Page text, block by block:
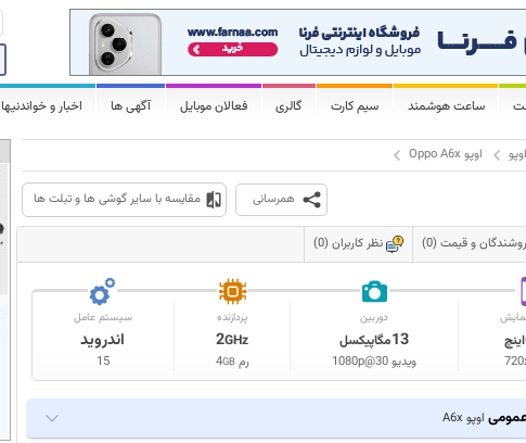
ساعت هوشمند سیم کارت گالری فعالان موبایل آگهی ها اخبار و خواندنیها
اوپو اوپو Oppo A6x
همرسانی مقایسه با سایر گوشی ها و تبلت ها
و قیمت (0) نظر کاربران (0)
اینچ
دوربین
13مگاپیکسل
ویدیو 1080p@30
پردازنده
2GHz
رم 4GB
سیستم عامل
اندروید
15
اوپو A6x